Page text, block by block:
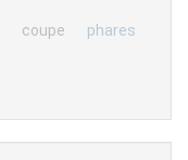
coupe phares